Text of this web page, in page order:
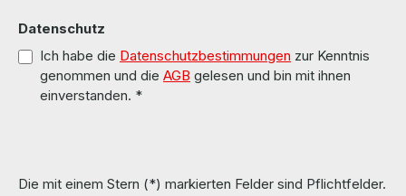
Datenschutz
Ich habe die Datenschutzbestimmungen zur Kenntnis
genommen und die AGB gelesen und bin mit ihnen
einverstanden. *
Die mit einem Stern (*) markierten Felder sind Pflichtfelder.